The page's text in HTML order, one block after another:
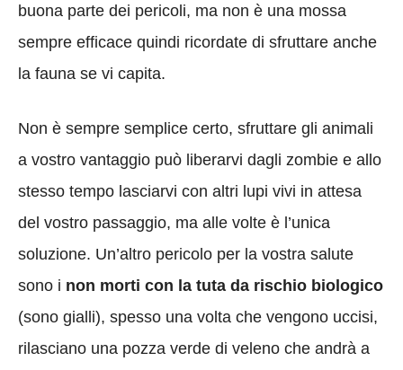
buona parte dei pericoli, ma non è una mossa
sempre efficace quindi ricordate di sfruttare anche
la fauna se vi capita.
Non è sempre semplice certo, sfruttare gli animali
a vostro vantaggio può liberarvi dagli zombie e allo
stesso tempo lasciarvi con altri lupi vivi in attesa
del vostro passaggio, ma alle volte è l’unica
soluzione. Un’altro pericolo per la vostra salute
sono i non morti con la tuta da rischio biologico
(sono gialli), spesso una volta che vengono uccisi,
rilasciano una pozza verde di veleno che andrà a